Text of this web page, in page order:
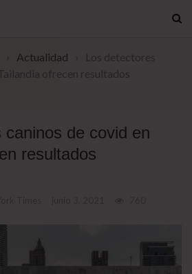
Actualidad
caninos de covid en
resultados